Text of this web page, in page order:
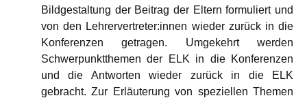
Bildgestaltung der Beitrag der Eltern formuliert und
von den Lehrervertreter:innen wieder zurück in die
Konferenzen getragen. Umgekehrt werden
Schwerpunktthemen der ELK in die Konferenzen
und die Antworten wieder zurück in die ELK
gebracht. Zur Erläuterung von speziellen Themen